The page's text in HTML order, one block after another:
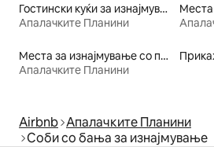
Гостински куќи за изнајмување
Апалачките Планини
Места за изнајмување со пристап до езеро
Апалачките Планини
Airbnb Апалачките Планини
Соби со бања за изнајмување